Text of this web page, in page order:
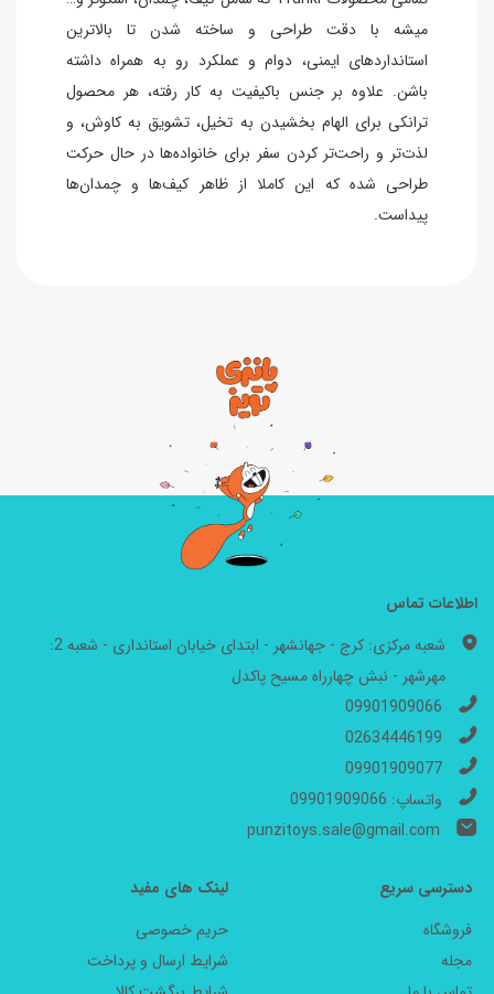
میشه با دقت طراحی و ساخته شدن تا بالاترین
استانداردهای ایمنی، دوام و عملکرد رو به همراه داشته
باشن. علاوه بر جنس باکیفیت به کار رفته، هر محصول
ترانکی برای الهام بخشیدن به تخیل، تشویق به کاوش، و
لذت‌تر و راحت‌تر کردن سفر برای خانواده‌ها در حال حرکت
طراحی شده که این کاملا از ظاهر کیف‌ها و چمدان‌ها
پیداست.
اطلاعات تماس
شعبه مرکزی: کرج - جهانشهر - ابتدای خیابان استانداری - شعبه 2:
مهرشهر - نبش چهارراه مسیح پاکدل
09901909066
02634446199
09901909077
واتساپ: 09901909066
punzitoys.sale@gmail.com
دسترسی سریع
فروشگاه
مجله
لینک های مفید
حریم خصوصی
شرایط ارسال و پرداخت